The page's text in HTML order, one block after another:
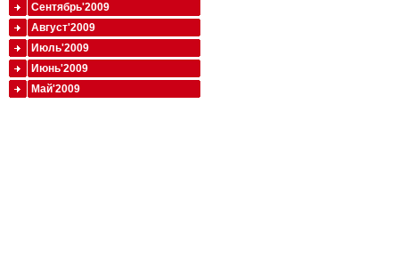
Сентябрь'2009
Август'2009
Июль'2009
Июнь'2009
Май'2009